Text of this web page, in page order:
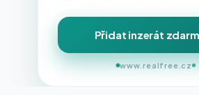
Přidat inzerát
www.realfree.cz